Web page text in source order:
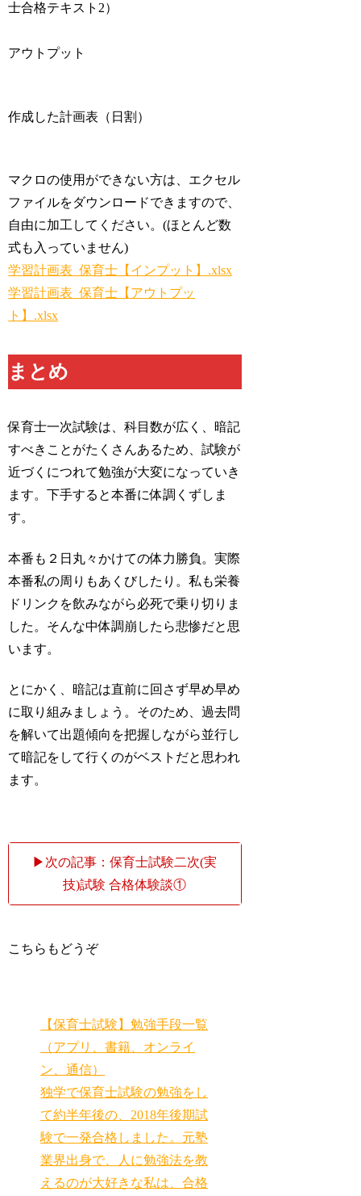
士合格テキスト2）
アウトプット
作成した計画表（日割）
マクロの使用ができない方は、エクセル
ファイルをダウンロードできますので、
自由に加工してください。(ほとんど数
式も入っていません)
学習計画表_保育士【インプット】.xlsx
学習計画表_保育士【アウトプッ
ト】.xlsx
まとめ
保育士一次試験は、科目数が広く、暗記
すべきことがたくさんあるため、試験が
近づくにつれて勉強が大変になっていき
ます。下手すると本番に体調くずしま
す。
本番も２日丸々かけての体力勝負。実際
本番私の周りもあくびしたり。私も栄養
ドリンクを飲みながら必死で乗り切りま
した。そんな中体調崩したら悲惨だと思
います。
とにかく、暗記は直前に回さず早め早め
に取り組みましょう。そのため、過去問
を解いて出題傾向を把握しながら並行し
て暗記をして行くのがベストだと思われ
ます。
▶次の記事：保育士試験二次(実
技)試験 合格体験談①
こちらもどうぞ
【保育士試験】勉強手段一覧
（アプリ、書籍、オンライ
ン、通信）
独学で保育士試験の勉強をし
て約半年後の、2018年後期試
験で一発合格しました。元塾
業界出身で、人に勉強法を教
えるのが大好きな私は、合格